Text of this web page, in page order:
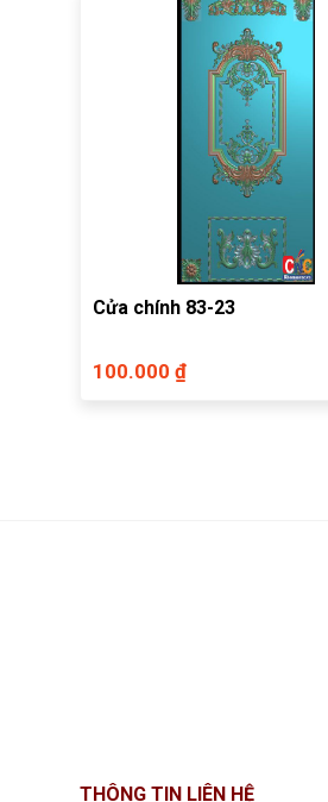
Cửa chính 83-23
100.000 ₫
THÔNG TIN LIÊN HỆ